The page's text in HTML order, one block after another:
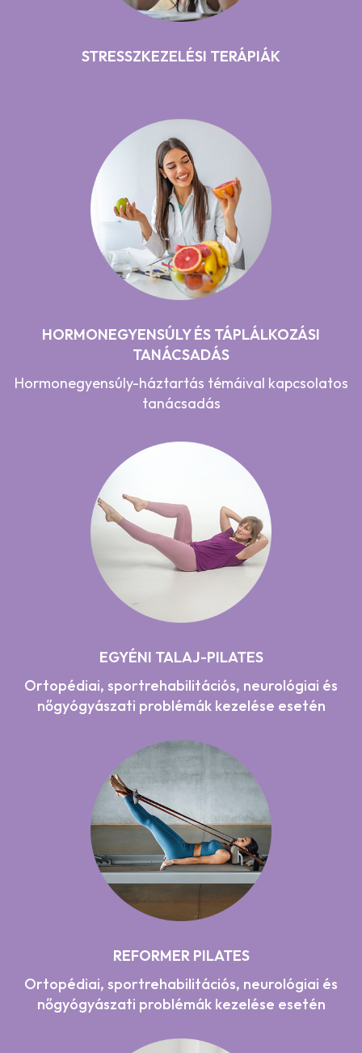
STRESSZKEZELÉSI TERÁPIÁK
HORMONEGYENSÚLY ÉS TÁPLÁLKOZÁSI
TANÁCSADÁS
Hormonegyensúly-háztartás témáival kapcsolatos
tanácsadás
EGYÉNI TALAJ-PILATES
Ortopédiai, sportrehabilitációs, neurológiai és
nőgyógyászati problémák kezelése esetén
REFORMER PILATES
Ortopédiai, sportrehabilitációs, neurológiai és
nőgyógyászati problémák kezelése esetén